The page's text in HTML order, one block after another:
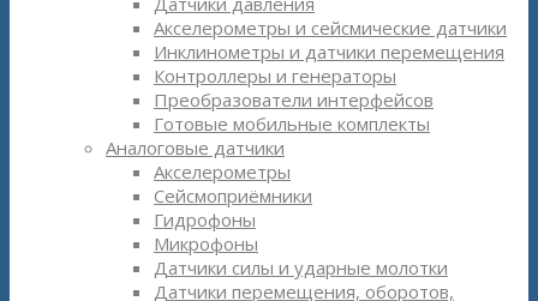
Акселерометры и сейсмические датчики
Инклинометры и датчики перемещения
Контроллеры и генераторы
Преобразователи интерфейсов
Готовые мобильные комплекты
Аналоговые датчики
Акселерометры
Сейсмоприёмники
Гидрофоны
Микрофоны
Датчики силы и ударные молотки
Датчики перемещения, оборотов,